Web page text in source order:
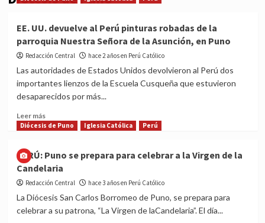
EE. UU. devuelve al Perú pinturas robadas de la
parroquia Nuestra Señora de la Asunción, en Puno
Redacción Central hace 2 años en Perú Católico
Las autoridades de Estados Unidos devolvieron al Perú dos
importantes lienzos de la Escuela Cusqueña que estuvieron
desaparecidos por más...
Leer másRead
more
UU.
devuelve
al
Perú
robadas
Diócesis de Puno Iglesia Católica Perú
PERÚ: Puno se prepara para celebrar a la Virgen de la
Candelaria
Redacción Central hace 3 años en Perú Católico
La Diócesis San Carlos Borromeo de Puno, se prepara para
celebrar a su patrona, “La Virgen de laCandelaria”. El día...